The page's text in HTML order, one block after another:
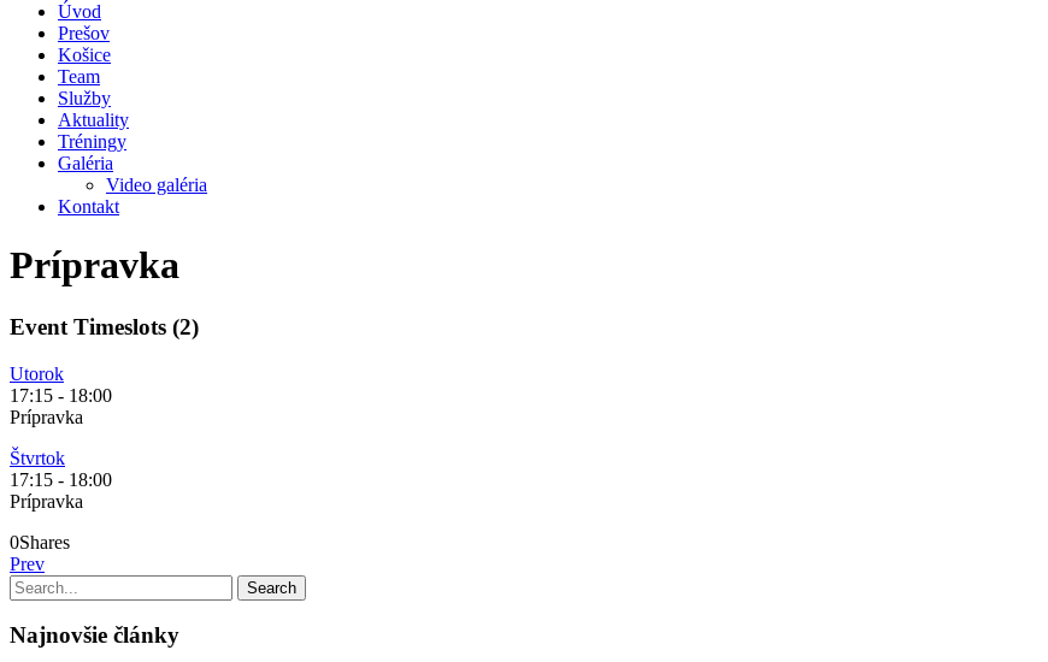
Úvod
Prešov
Košice
Team
Služby
Aktuality
Tréningy
Galéria
Video galéria
Kontakt
Prípravka
Event Timeslots (2)
Utorok
17:15 - 18:00
Prípravka
Štvrtok
17:15 - 18:00
Prípravka
0Shares
Prev
Najnovšie články